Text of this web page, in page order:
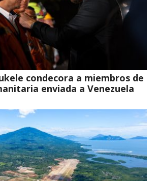
condecora a miembros de
enviada a Venezuela